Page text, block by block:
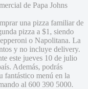
de Papa Johns
una pizza familiar de
pizza a $1, siendo
o Napolitana. La
y no incluye delivery.
este jueves 10 de julio
Además, podrás
fantástico menú en la
al 600 390 5000.